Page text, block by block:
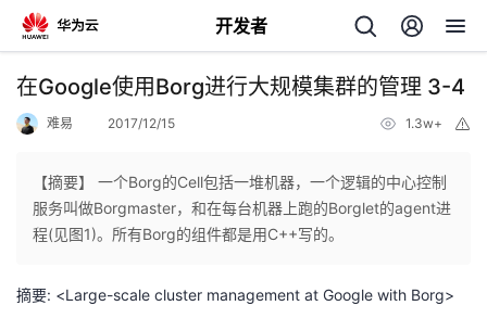
开发者
返
在Google使用Borg进行大规模集群的管理 3-4
难易 2017/12/15 1.3w+
【摘要】 一个Borg的Cell包括一堆机器，一个逻辑的中心控制
服务叫做Borgmaster，和在每台机器上跑的Borglet的agent进
程(见图1)。所有Borg的组件都是用C++写的。
摘要: <Large-scale cluster management at Google with Borg>